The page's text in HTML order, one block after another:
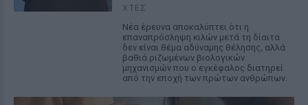
ΧΤΕΣ
Νέα έρευνα αποκαλύπτει ότι η
επαναπρόσληψη κιλών μετά τη δίαιτα
δεν είναι θέμα αδύναμης θέλησης, αλλά
βαθιά ριζωμένων βιολογικών
μηχανισμών που ο εγκέφαλος διατηρεί
από την εποχή των πρώτων ανθρώπων.